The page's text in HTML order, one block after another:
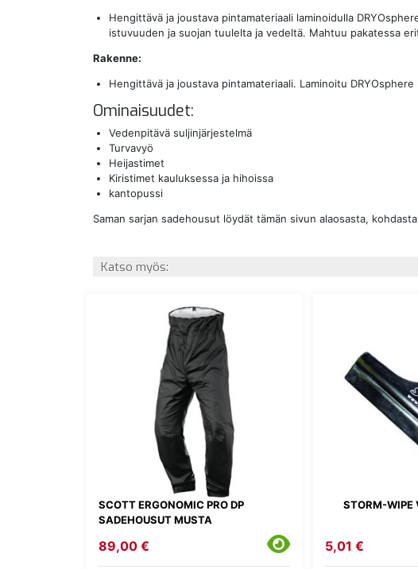
Hengittävä ja joustava pintamateriaali laminoidulla
istuvuuden ja suojan tuulelta ja vedeltä. Mahtuu pakatessa
Rakenne:
Hengittävä ja joustava pintamateriaali. Laminoitu DRYOsphere
Ominaisuudet:
Vedenpitävä suljinjärjestelmä
Turvavyö
Heijastimet
Kiristimet kauluksessa ja hihoissa
kantopussi
Saman sarjan sadehousut löydät tämän sivun alaosasta,
Katso myös:
SCOTT ERGONOMIC PRO DP
SADEHOUSUT MUSTA
89,00 €
STORM-WIPE
5,01 €